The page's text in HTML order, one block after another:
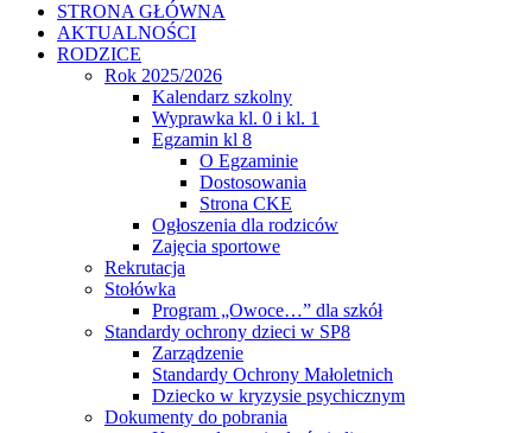
STRONA GŁÓWNA
AKTUALNOŚCI
RODZICE
Rok 2025/2026
Kalendarz szkolny
Wyprawka kl. 0 i kl. 1
Egzamin kl 8
O Egzaminie
Dostosowania
Strona CKE
Ogłoszenia dla rodziców
Zajęcia sportowe
Rekrutacja
Stołówka
Program „Owoce…” dla szkół
Standardy ochrony dzieci w SP8
Zarządzenie
Standardy Ochrony Małoletnich
Dziecko w kryzysie psychicznym
Dokumenty do pobrania